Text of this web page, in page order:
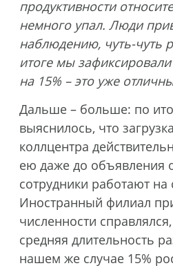
продуктивности
немного упал. Люди
наблюдению, чуть-чуть
итоге мы
на 15% – это уже
Дальше – больше: по
выяснилось, что
коллцентра
ею даже до объявления
сотрудники работают на
Иностранный филиал
численности
средняя длительность
нашем же случае 15%